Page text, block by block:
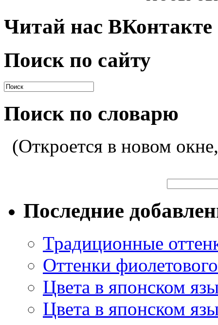
Читай нас ВКонтакте
Поиск по сайту
Поиск по словарю
(Откроется в новом
Последние
Традиционные
Оттенки
Цвета в японском
Цвета в японском